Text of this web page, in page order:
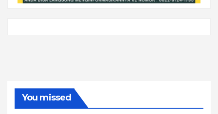
You missed